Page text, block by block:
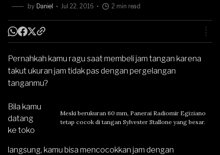
by Daniel Jul 22, 2016 2 min read
Pernahkah kamu ragu saat membeli jam tangan karena
takut ukuran jam tidak pas dengan pergelangan
tanganmu?
Meski berukuran 60 mm, Panerai Radiomir Egiziano
tetap cocok di tangan Sylvester Stallone yang besar.
Bila kamu
datang
ke toko
langsung, kamu bisa mencocokkan jam dengan